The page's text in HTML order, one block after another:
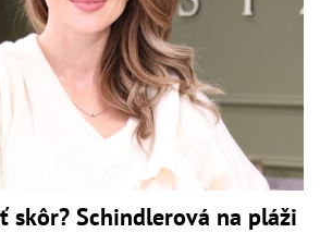
skôr? Schindlerová na pláži